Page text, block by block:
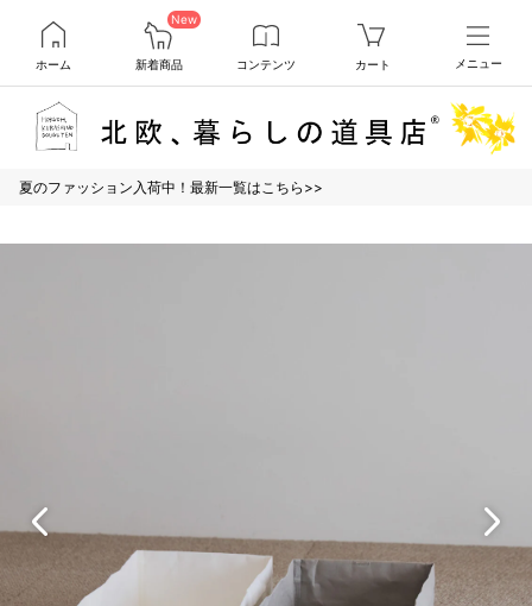
ホーム
New
新着商品 コンテンツ カート メニュー
夏のファッション入荷中！最新一覧はこちら>>